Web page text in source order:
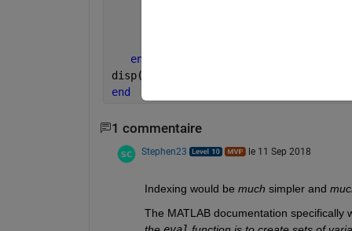
end
disp(ht(i));
end
1 commentaire
Stephen23 le 11 Sep 2018
Indexing would be much simpler and
The MATLAB documentation specifically